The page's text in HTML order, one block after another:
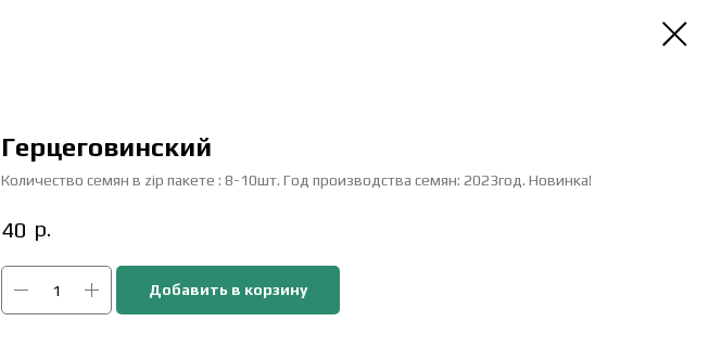
Герцеговинский
Количество семян в zip пакете : 8-10шт. Год производства семян: 2023год. Новинка!
40 р.
Добавить в корзину